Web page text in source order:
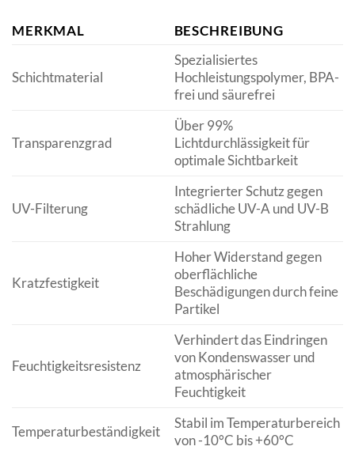
MERKMAL BESCHREIBUNG
Schichtmaterial
Spezialisiertes
Hochleistungspolymer, BPA-
frei und säurefrei
Transparenzgrad
Über 99%
Lichtdurchlässigkeit für
optimale Sichtbarkeit
UV-Filterung
Integrierter Schutz gegen
schädliche UV-A und UV-B
Strahlung
Kratzfestigkeit
Hoher Widerstand gegen
oberflächliche
Beschädigungen durch feine
Partikel
Feuchtigkeitsresistenz
Verhindert das Eindringen
von Kondenswasser und
atmosphärischer
Feuchtigkeit
Temperaturbeständigkeit
Stabil im Temperaturbereich
von -10°C bis +60°C